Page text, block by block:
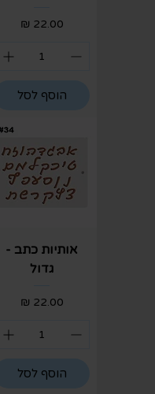
מחיר
הוסף לסל
אותיות כתב -
גדול
מחיר
הוסף לסל